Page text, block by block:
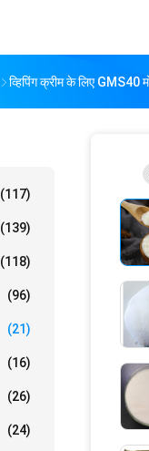
व्हिपिंग क्रीम के लिए GMS40
(117)
(139)
(118)
(96)
(21)
(16)
(26)
(24)